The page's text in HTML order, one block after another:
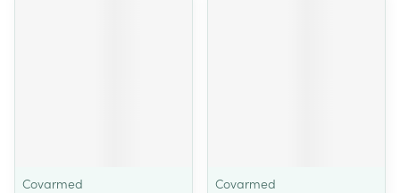
Covarmed
Covarmed